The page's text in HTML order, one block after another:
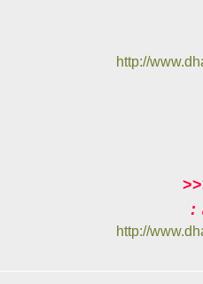
http://
:
http://